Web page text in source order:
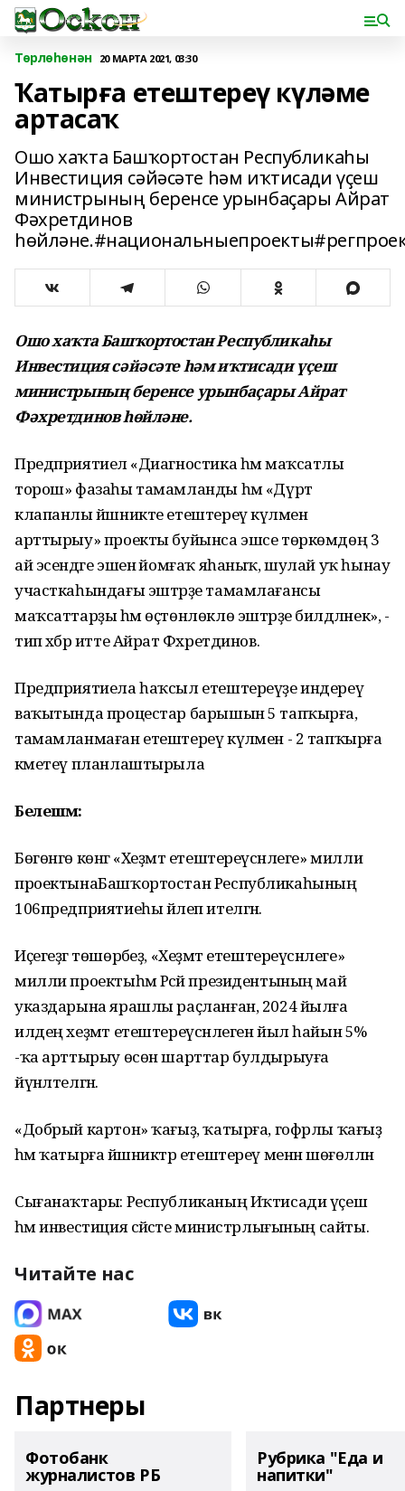
Төрлөһөнән 20 МАРТА 2021, 03:30
Ҡатырға етештереү күләме
артасаҡ
Ошо хаҡта Башҡортостан Республикаһы
Инвестиция сәйәсәте һәм иҡтисади үҫеш
министрының беренсе урынбаҫары Айрат
Фәхретдинов
Ошо хаҡта Башҡортостан Республикаһы
Инвестиция сәйәсәте һәм иҡтисади үҫеш
министрының беренсе урынбаҫары Айрат
Фәхретдинов һөйләне.
Предприятиелә «Диагностика һәм маҡсатлы
торош» фазаһы тамамланды һәм «Дүрт
клапанлы йәшникте етештереү күләмен
арттырыу» проекты буйынса эшсе төркөмдөң 3
ай эсендәге эшенә йомғаҡ яһаныҡ, шулай уҡ һынау
участкаһындағы эштәрҙе тамамлағансы
маҡсаттарҙы һәм өҫтөнлөклө эштәрҙе билдәләнек», -
тип хәбәр итте Айрат Фәхретдинов.
Предприятиела һаҡсыл етештереүҙе индереү
ваҡытында процестар барышын 5 тапҡырға,
тамамланмаған етештереү күләмен - 2 тапҡырға
кәметеү планлаштырыла
Белешмә:
Бөгөнгө көнгә «Хеҙмәт етештереүсәнлеге» милли
проектынаБашҡортостан Республикаһының
106предприятиеһы йәлеп ителгән.
Иҫегеҙгә төшөрәбеҙ, «Хеҙмәт етештереүсәнлеге»
милли проектыһәм Рәсәй президентының май
указдарына ярашлы раҫланған, 2024 йылға
илдең хеҙмәт етештереүсәнлеген йыл һайын 5%
-ҡа арттырыу өсөн шарттар булдырыуға
йүнәлтелгән.
«Добрый картон» ҡағыҙ, ҡатырға, гофрлы ҡағыҙ
һәм ҡатырға йәшниктәр етештереү менән шөғөлләнә
Сығанаҡтары: Республиканың Иҡтисади үҫеш
һәм инвестиция сәйәсәте министрлығының сайты.
Читайте нас
Партнеры
Фотобанк
журналистов РБ
Рубрика "Еда и
напитки"